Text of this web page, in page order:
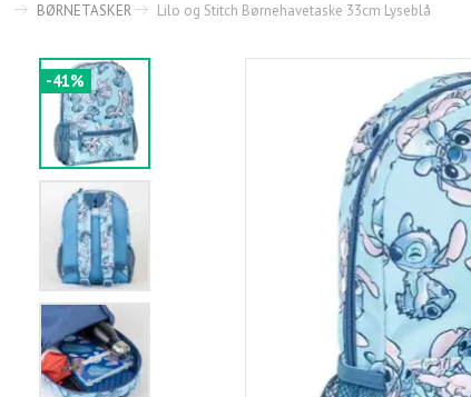
BØRNETASKER Lilo og Stitch Børnehavetaske 33cm Lyseblå
-41%